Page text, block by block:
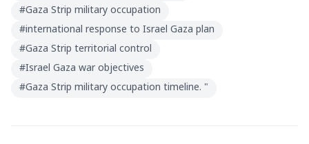
#Gaza Strip military occupation
#international response to Israel Gaza plan
#Gaza Strip territorial control
#Israel Gaza war objectives
#Gaza Strip military occupation timeline. "